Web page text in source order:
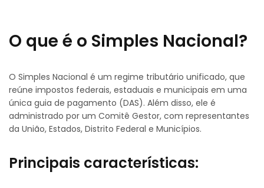
O que é o Simples Nacional?
O Simples Nacional é um regime tributário unificado, que
reúne impostos federais, estaduais e municipais em uma
única guia de pagamento (DAS). Além disso, ele é
administrado por um Comitê Gestor, com representantes
da União, Estados, Distrito Federal e Municípios.
Principais características: